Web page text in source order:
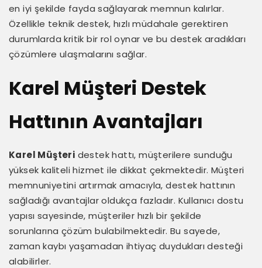
en iyi şekilde fayda sağlayarak memnun kalırlar.
Özellikle teknik destek, hızlı müdahale gerektiren
durumlarda kritik bir rol oynar ve bu destek aradıkları
çözümlere ulaşmalarını sağlar.
Karel Müşteri Destek
Hattının Avantajları
Karel Müşteri destek hattı, müşterilere sunduğu
yüksek kaliteli hizmet ile dikkat çekmektedir. Müşteri
memnuniyetini artırmak amacıyla, destek hattının
sağladığı avantajlar oldukça fazladır. Kullanıcı dostu
yapısı sayesinde, müşteriler hızlı bir şekilde
sorunlarına çözüm bulabilmektedir. Bu sayede,
zaman kaybı yaşamadan ihtiyaç duydukları desteği
alabilirler.